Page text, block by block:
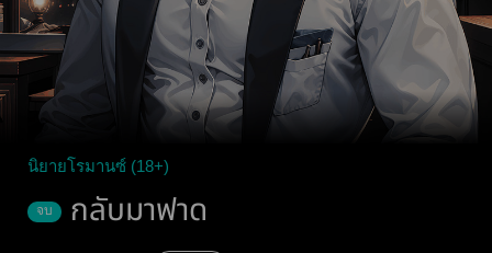
นิยายโรมานซ์ (18+)
จบ กลับมาฟาด